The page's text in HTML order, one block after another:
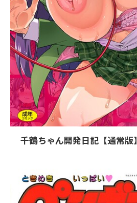
千鶴ちゃん開発日記【通常版】